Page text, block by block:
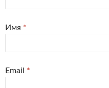
Имя *
Email *